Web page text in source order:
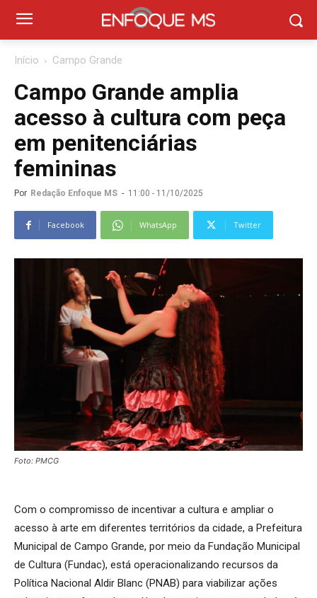
Início Campo Grande
Campo Grande amplia
acesso à cultura com peça
em penitenciárias
femininas
Por Redação Enfoque MS - 11:00 - 11/10/2025
Facebook WhatsApp Twitter
Foto: PMCG
Com o compromisso de incentivar a cultura e ampliar o
acesso à arte em diferentes territórios da cidade, a Prefeitura
Municipal de Campo Grande, por meio da Fundação Municipal
de Cultura (Fundac), está operacionalizando recursos da
Política Nacional Aldir Blanc (PNAB) para viabilizar ações